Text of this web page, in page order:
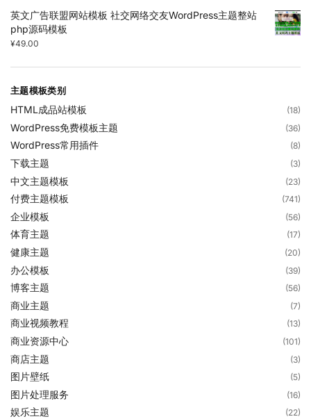
英文广告联盟网站模板 社交网络交友WordPress主题整站
php源码模板
¥49.00
主题模板类别
HTML成品站模板 (18)
WordPress免费模板主题 (36)
WordPress常用插件 (8)
下载主题 (3)
中文主题模板 (23)
付费主题模板 (741)
企业模板 (56)
体育主题 (17)
健康主题 (20)
办公模板 (39)
博客主题 (56)
商业主题 (7)
商业视频教程 (13)
商业资源中心 (101)
商店主题 (3)
图片壁纸 (5)
图片处理服务 (16)
娱乐主题 (22)